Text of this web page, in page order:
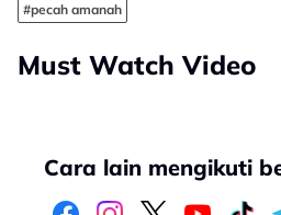
#pecah amanah
Must Watch Video
Cara lain mengikuti